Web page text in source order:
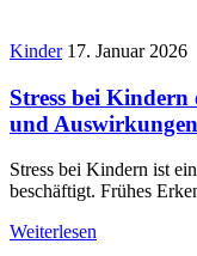
Kinder 17. Januar 2026
Stress bei Kindern
und Auswirkungen
Stress bei Kindern ist
beschäftigt. Frühes
Weiterlesen